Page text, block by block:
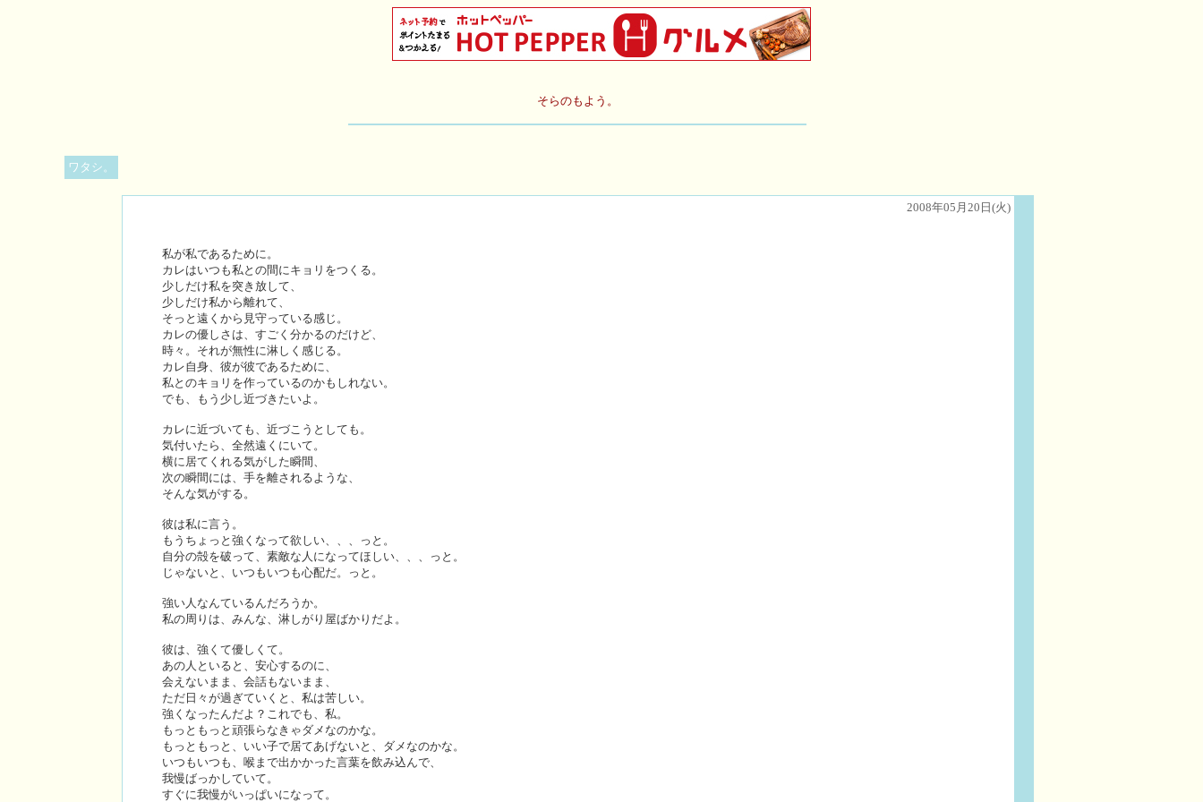
そらのもよう。
ワタシ。
2008年05月20日(火)
私が私であるために。
カレはいつも私との間にキョリをつくる。
少しだけ私を突き放して、
少しだけ私から離れて、
そっと遠くから見守っている感じ。
カレの優しさは、すごく分かるのだけど、
時々。それが無性に淋しく感じる。
カレ自身、彼が彼であるために、
私とのキョリを作っているのかもしれない。
でも、もう少し近づきたいよ。
カレに近づいても、近づこうとしても。
気付いたら、全然遠くにいて。
横に居てくれる気がした瞬間、
次の瞬間には、手を離されるような、
そんな気がする。
彼は私に言う。
もうちょっと強くなって欲しい、、、っと。
自分の殻を破って、素敵な人になってほしい、、、っと。
じゃないと、いつもいつも心配だ。っと。
強い人なんているんだろうか。
私の周りは、みんな、淋しがり屋ばかりだよ。
彼は、強くて優しくて。
あの人といると、安心するのに、
会えないまま、会話もないまま、
ただ日々が過ぎていくと、私は苦しい。
強くなったんだよ？これでも、私。
もっともっと頑張らなきゃダメなのかな。
もっともっと、いい子で居てあげないと、ダメなのかな。
いつもいつも、喉まで出かかった言葉を飲み込んで、
我慢ばっかしていて。
すぐに我慢がいっぱいになって。